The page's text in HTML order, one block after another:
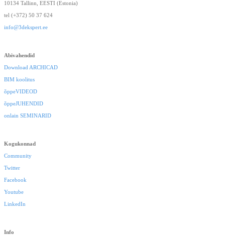
10134 Tallinn, EESTI (Estonia)
tel (+372) 50 37 624
info@3dekspert.ee
Abivahendid
Download ARCHICAD
BIM koolitus
õppeVIDEOD
õppeJUHENDID
onlain SEMINARID
Kogukonnad
Community
Twitter
Facebook
Youtube
LinkedIn
Info